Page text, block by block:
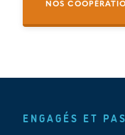
NOS
ENGAGÉS ET